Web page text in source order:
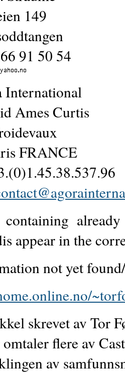
149
91 50 54
International
Ames Curtis
FRANCE
containing
appear in the
not yet
skrevet av Tor
omtaler flere av
av